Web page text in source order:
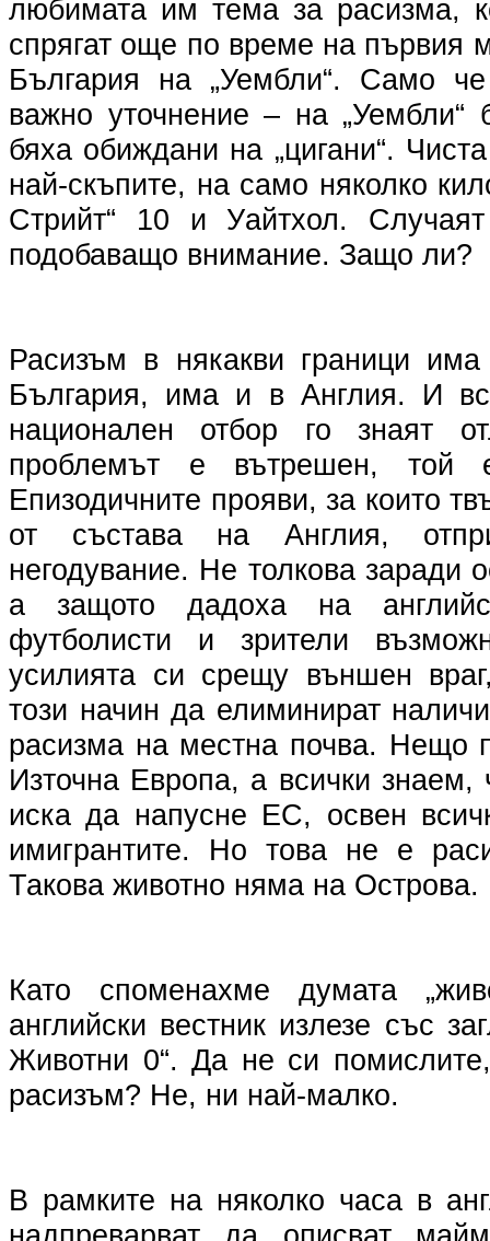
любимата им тема за расизма,
спрягат още по време на първия
България на „Уембли“. Само
важно уточнение – на „Уембли“
бяха обиждани на „цигани“.
най-скъпите, на само няколко
Стрийт“ 10 и Уайтхол.
подобаващо внимание. Защо ли?
Расизъм в някакви граници
България, има и в Англия. И
национален отбор го знаят
проблемът е вътрешен, той
Епизодичните прояви, за които
от състава на Англия,
негодувание. Не толкова заради
а защото дадоха на
футболисти и зрители
усилията си срещу външен
този начин да елиминират
расизма на местна почва. Нещо
Източна Европа, а всички знаем,
иска да напусне ЕС, освен
имигрантите. Но това не е
Такова животно няма на Острова.
Като споменахме думата
английски вестник излезе със
Животни 0“. Да не си
расизъм? Не, ни най-малко.
В рамките на няколко часа в